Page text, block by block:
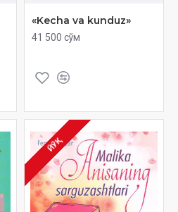
«Kecha va kunduz»
41 500 сўм
ЙЎҚ